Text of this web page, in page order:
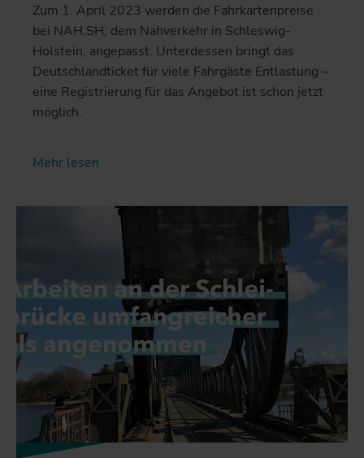
Zum 1. April 2023 werden die Fahrkartenpreise
bei NAH.SH, dem Nahverkehr in Schleswig-
Holstein, angepasst. Unterdessen bringt das
Deutschlandticket für viele Fahrgäste Entlastung –
eine Registrierung für das Angebot ist schon jetzt
möglich.
Mehr lesen